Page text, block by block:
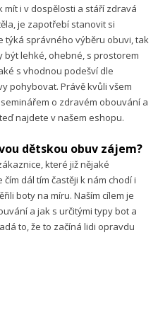
mít i v dospělosti a stáří zdravá
je zapotřebí stanovit si
týká správného výběru obuvi, tak
být lehké, ohebné, s prostorem
s vhodnou podešví dle
pohybovat. Právě kvůli všem
o zdravém obouvání a
najdete v našem eshopu.
dětskou obuv zájem?
které již nějaké
dál tím častěji k nám chodí i
boty na míru. Naším cílem je
a jak s určitými typy bot a
to, že to začíná lidi opravdu